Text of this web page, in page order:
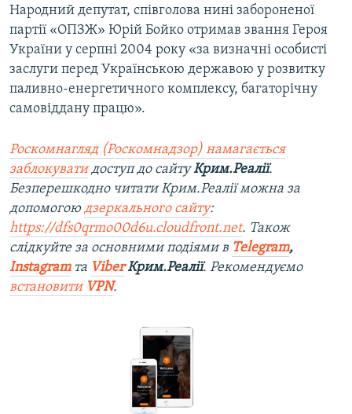
Народний депутат, співголова нині забороненої
партії «ОПЗЖ» Юрій Бойко отримав звання Героя
України у серпні 2004 року «за визначні особисті
заслуги перед Українською державою у розвитку
паливно-енергетичного комплексу, багаторічну
самовіддану працю».
Роскомнагляд (Роскомнадзор) намагається
заблокуватидоступ до сайтуКрим.Реалії.
Безперешкодно читати Крим.Реалії можна за
допомогою дзеркального сайту:
https://dfs0qrmo00d6u.cloudfront.net. Також
слідкуйте за основними подіями в Telegram,
Instagramта ViberКрим.Реалії. Рекомендуємо
встановити VPN.